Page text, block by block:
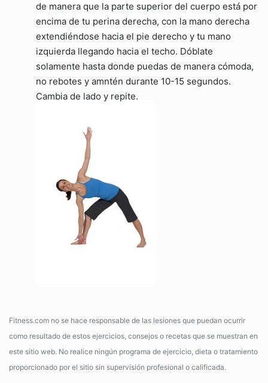
de manera que la parte superior del cuerpo está por
encima de tu perina derecha, con la mano derecha
extendiéndose hacia el pie derecho y tu mano
izquierda llegando hacia el techo. Dóblate
solamente hasta donde puedas de manera cómoda,
no rebotes y amntén durante 10-15 segundos.
Cambia de lado y repite.
Fitness.com no se hace responsable de las lesiones que puedan ocurrir
como resultado de estos ejercicios, consejos o recetas que se muestran en
este sitio web. No realice ningún programa de ejercicio, dieta o tratamiento
proporcionado por el sitio sin supervisión profesional o calificada.